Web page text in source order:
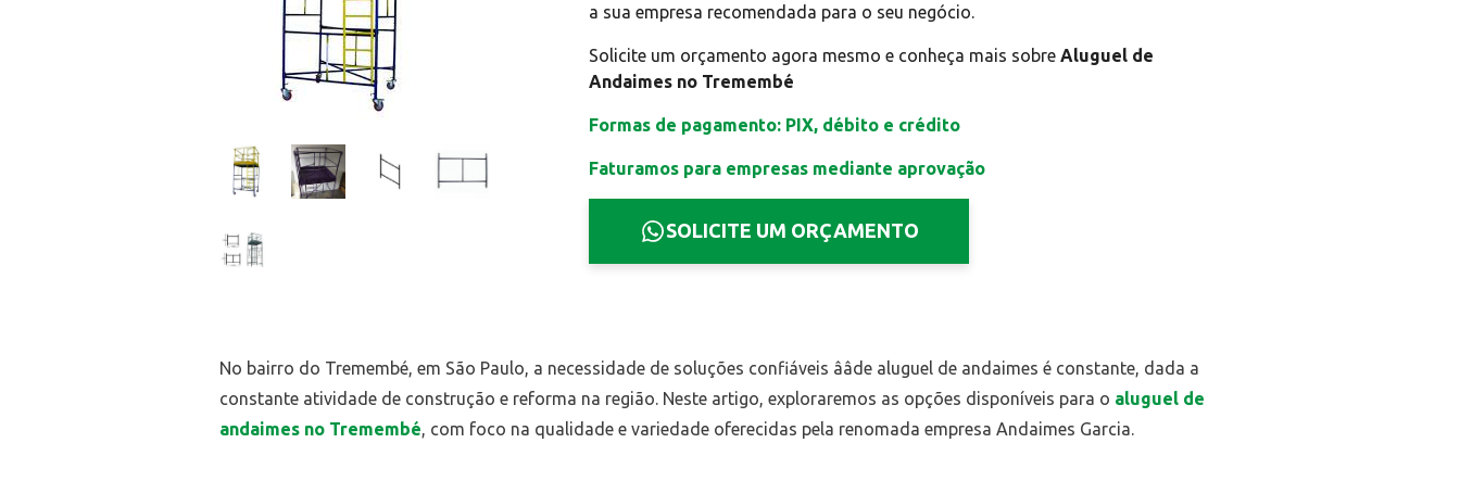
a sua empresa recomendada para o seu negócio.
Solicite um orçamento agora mesmo e conheça mais sobre Aluguel de
Andaimes no Tremembé
Formas de pagamento: PIX, débito e crédito
Faturamos para empresas mediante aprovação
SOLICITE UM ORÇAMENTO
No bairro do Tremembé, em São Paulo, a necessidade de soluções confiáveis ââde aluguel de andaimes é constante, dada a
constante atividade de construção e reforma na região. Neste artigo, exploraremos as opções disponíveis para o aluguel de
andaimes no Tremembé, com foco na qualidade e variedade oferecidas pela renomada empresa Andaimes Garcia.